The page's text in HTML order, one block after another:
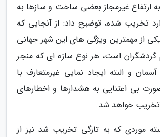
ارتفاع غیرمجاز بعضی ساخت و سازها به
تخریب شده، توضیح داد: از آنجایی که
از مهمترین ویژگی های این شهر جهانی
گردشگران است، هر نوع سازه ای که منجر
و البته ایجاد نمایی غیرمتعارف با
بی اعتنایی به هشدارها و اخطارهای
تخریب خواهد شد.
موردی که به تازگی تخریب شد نیز از